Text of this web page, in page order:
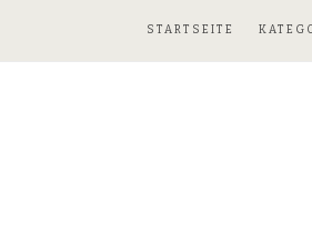
STARTSEITE